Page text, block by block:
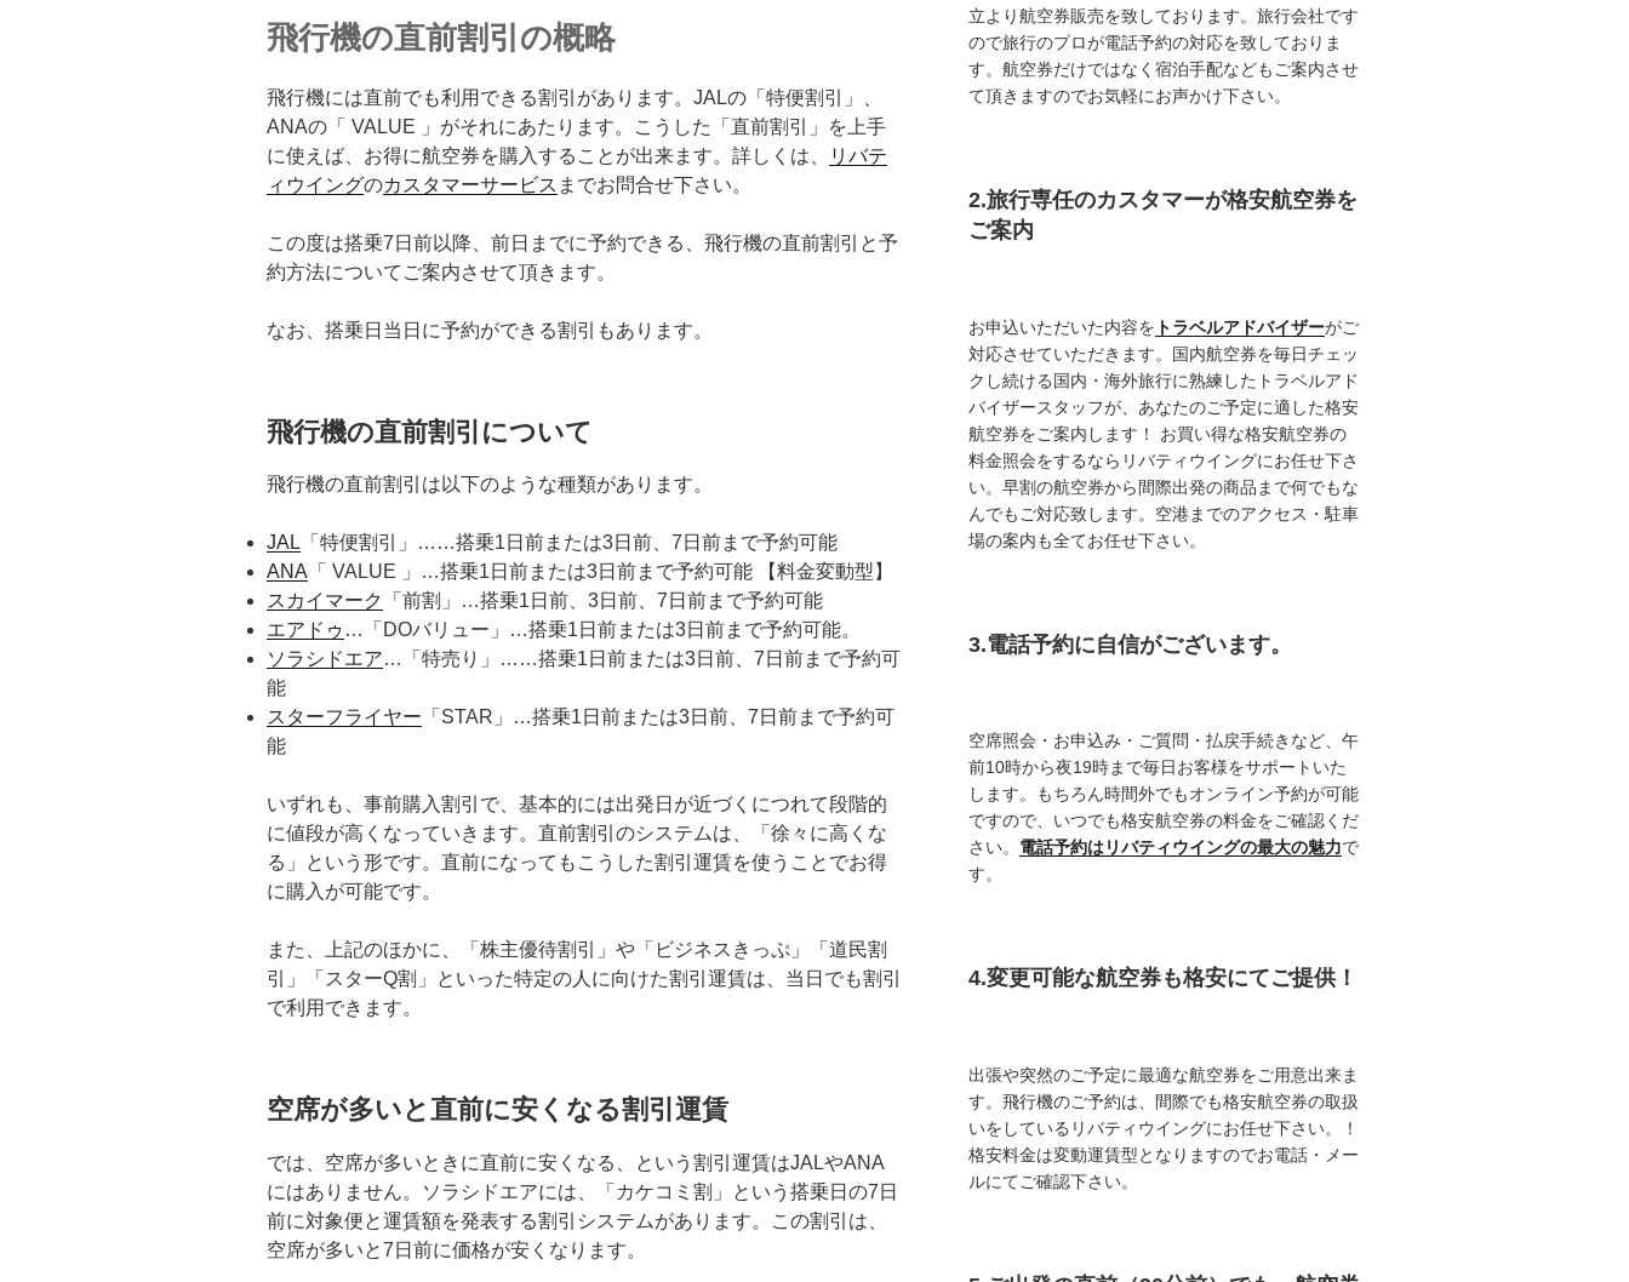
飛行機の直前割引の概略
飛行機には直前でも利用できる割引があります。JALの「特便割引」、
ANAの「 VALUE 」がそれにあたります。こうした「直前割引」を上手
に使えば、お得に航空券を購入することが出来ます。詳しくは、
リバテ
ィウイングのカスタマーサービス までお問合せ下さい。
この度は搭乗7日前以降、前日までに予約できる、飛行機の直前割引と予
約方法についてご案内させて頂きます。
なお、搭乗日当日に予約ができる割引もあります。
飛行機の直前割引について
飛行機の直前割引は以下のような種類があります。
JAL 「特便割引」……搭乗1日前または3日前、7日前まで予約可能
ANA 「 VALUE 」…搭乗1日前または3日前まで予約可能 【料金変動型】
スカイマーク
「前割」…搭乗1日前、3日前、7日前まで予約可能
エアドゥ …「DOバリュー」…搭乗1日前または3日前まで予約可能。
ソラシドエア…「特売り」……搭乗1日前または3日前、7日前まで予約可
能
スターフライヤー 「STAR」…搭乗1日前または3日前、7日前まで予約可
能
いずれも、事前購入割引で、基本的には出発日が近づくにつれて段階的
に値段が高くなっていきます。直前割引のシステムは、「徐々に高くな
る」という形です。直前になってもこうした割引運賃を使うことでお得
に購入が可能です。
また、上記のほかに、「株主優待割引」や「ビジネスきっぷ」「道民割
引」「スターQ割」といった特定の人に向けた割引運賃は、当日でも割引
で利用できます。
空席が多いと直前に安くなる割引運賃
では、空席が多いときに直前に安くなる、という割引運賃はJALやANA
にはありません。ソラシドエアには、「カケコミ割」という搭乗日の7日
前に対象便と運賃額を発表する割引システムがあります。この割引は、
空席が多いと7日前に価格が安くなります。
立より航空券販売を致しております。旅行会社です
ので旅行のプロが電話予約の対応を致しておりま
す。航空券だけではなく宿泊手配などもご案内させ
て頂きますのでお気軽にお声かけ下さい。
2.旅行専任のカスタマーが格安航空券を
ご案内
お申込いただいた内容を トラベルアドバイザーがご
対応させていただきます。国内航空券を毎日チェッ
クし続ける国内・海外旅行に熟練したトラベルアド
バイザースタッフが、あなたのご予定に適した格安
航空券をご案内します！ お買い得な格安航空券の
料金照会をするならリバティウイングにお任せ下さ
い。早割の航空券から間際出発の商品まで何でもな
んでもご対応致します。空港までのアクセス・駐車
場の案内も全てお任せ下さい。
3.電話予約に自信がございます。
空席照会・お申込み・ご質問・払戻手続きなど、午
前10時から夜19時まで毎日お客様をサポートいた
します。もちろん時間外でもオンライン予約が可能
ですので、いつでも格安航空券の料金をご確認くだ
さい。 電話予約はリバティウイングの最大の魅力で
す。
4.変更可能な航空券も格安にてご提供！
出張や突然のご予定に最適な航空券をご用意出来ま
す。飛行機のご予約は、間際でも格安航空券の取扱
いをしているリバティウイングにお任せ下さい。！
格安料金は変動運賃型となりますのでお電話・メー
ルにてご確認下さい。